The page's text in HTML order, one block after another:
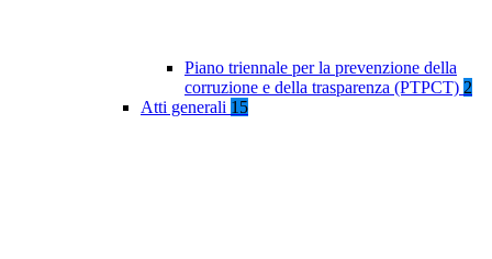
Piano triennale per la prevenzione della
corruzione e della trasparenza (PTPCT) 2
Atti generali 15